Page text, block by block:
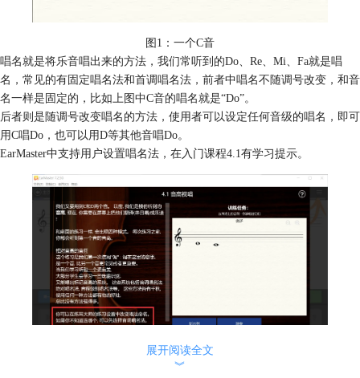
图1：一个C音
唱名就是将乐音唱出来的方法，我们常听到的Do、Re、Mi、Fa就是唱
名，常见的有固定唱名法和首调唱名法，前者中唱名不随调号改变，和音
名一样是固定的，比如上图中C音的唱名就是“Do”。
后者则是随调号改变唱名的方法，使用者可以设定任何音级的唱名，即可
用C唱Do，也可以用D等其他音唱Do。
EarMaster中支持用户设置唱名法，在入门课程4.1有学习提示。
图2：学习提示
展开阅读全文
︾